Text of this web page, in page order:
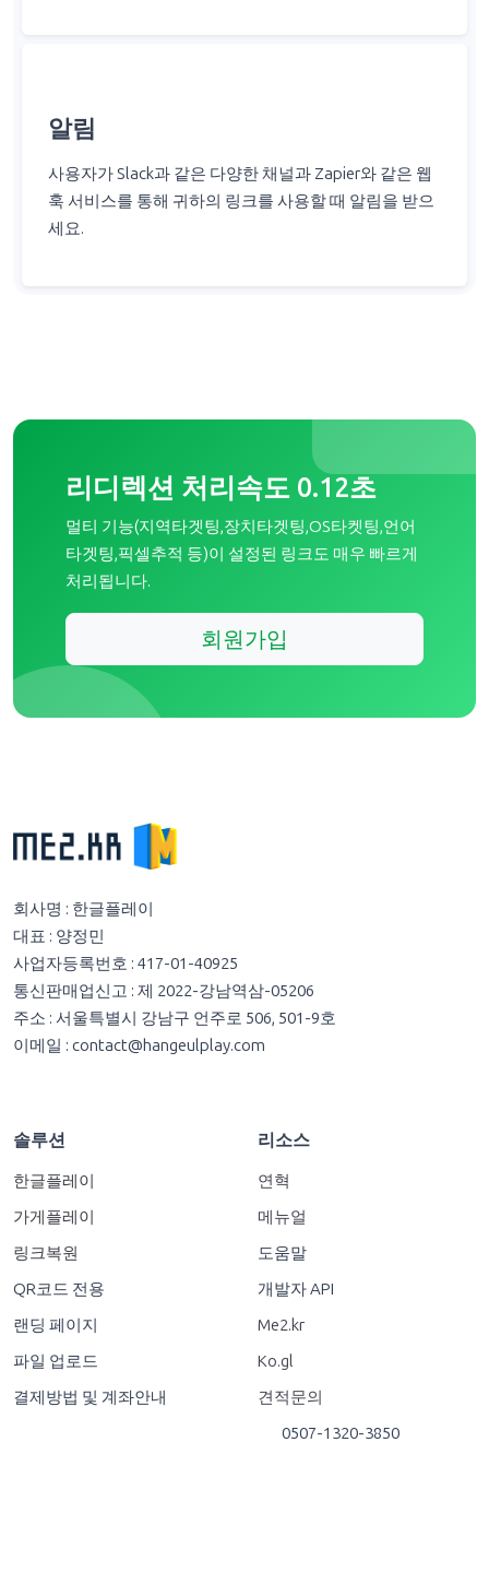
사용자가 Slack과 같은 다양한 채널과 Zapier와 같은 웹
훅 서비스를 통해 귀하의 링크를 사용할 때 알림을 받으
세요.
리디렉션 처리속도 0.12초
멀티 기능(지역타겟팅,장치타겟팅,OS타켓팅,언어
타겟팅,픽셀추적 등)이 설정된 링크도 매우 빠르게
처리됩니다.
회원가입
대표 : 양정민
사업자등록번호 : 417-01-40925
통신판매업신고 : 제 2022-강남역삼-05206
주소 : 서울특별시 강남구 언주로 506, 501-9호
이메일 : contact@hangeulplay.com
한글플레이
가게플레이
링크복원
QR코드 전용
랜딩 페이지
파일 업로드
결제방법 및 계좌안내
연혁
메뉴얼
도움말
개발자 API
Me2.kr
Ko.gl
견적문의
0507-1320-3850